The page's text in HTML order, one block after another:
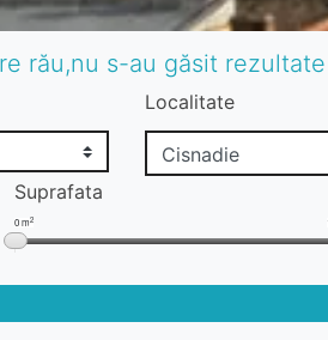
rău,nu s-au găsit
Localitate
Suprafata
0 m2